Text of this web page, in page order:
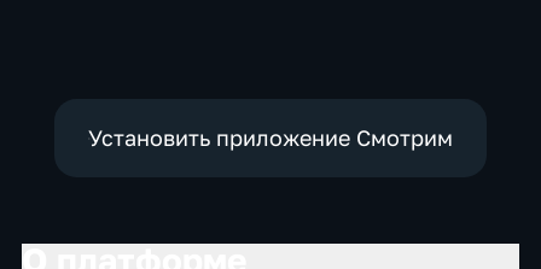
Установить приложение Смотрим